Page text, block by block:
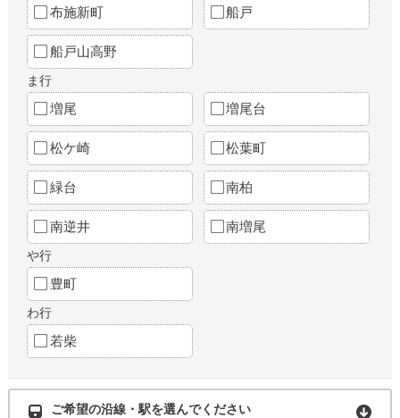
布施新町 船戸
船戸山高野
ま行
増尾 増尾台
松ケ崎 松葉町
緑台 南柏
南逆井 南増尾
や行
豊町
わ行
若柴
ご希望の沿線・駅を選んでください